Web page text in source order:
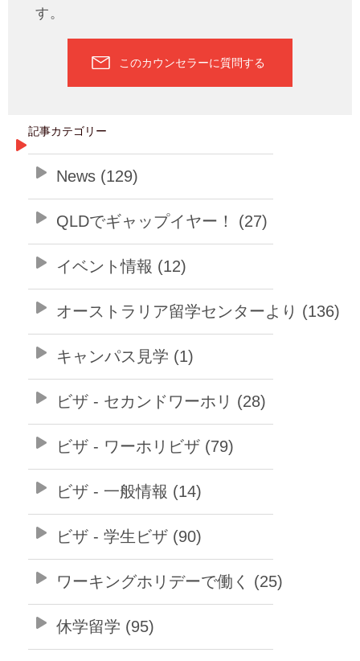
す。
このカウンセラーに質問する
記事カテゴリー
News (129)
QLDでギャップイヤー！ (27)
イベント情報 (12)
オーストラリア留学センターより (136)
キャンパス見学 (1)
ビザ - セカンドワーホリ (28)
ビザ - ワーホリビザ (79)
ビザ - 一般情報 (14)
ビザ - 学生ビザ (90)
ワーキングホリデーで働く (25)
休学留学 (95)